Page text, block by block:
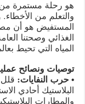
هو رحلة مستمرة من
والتعلم من الأخطاء.
المستفيض هو أن
الغذائي وصحتنا
المياه التي تحيط
توصيات ونصائح
• حرب النفايات:
البلاستيك أحادي
والمطارات